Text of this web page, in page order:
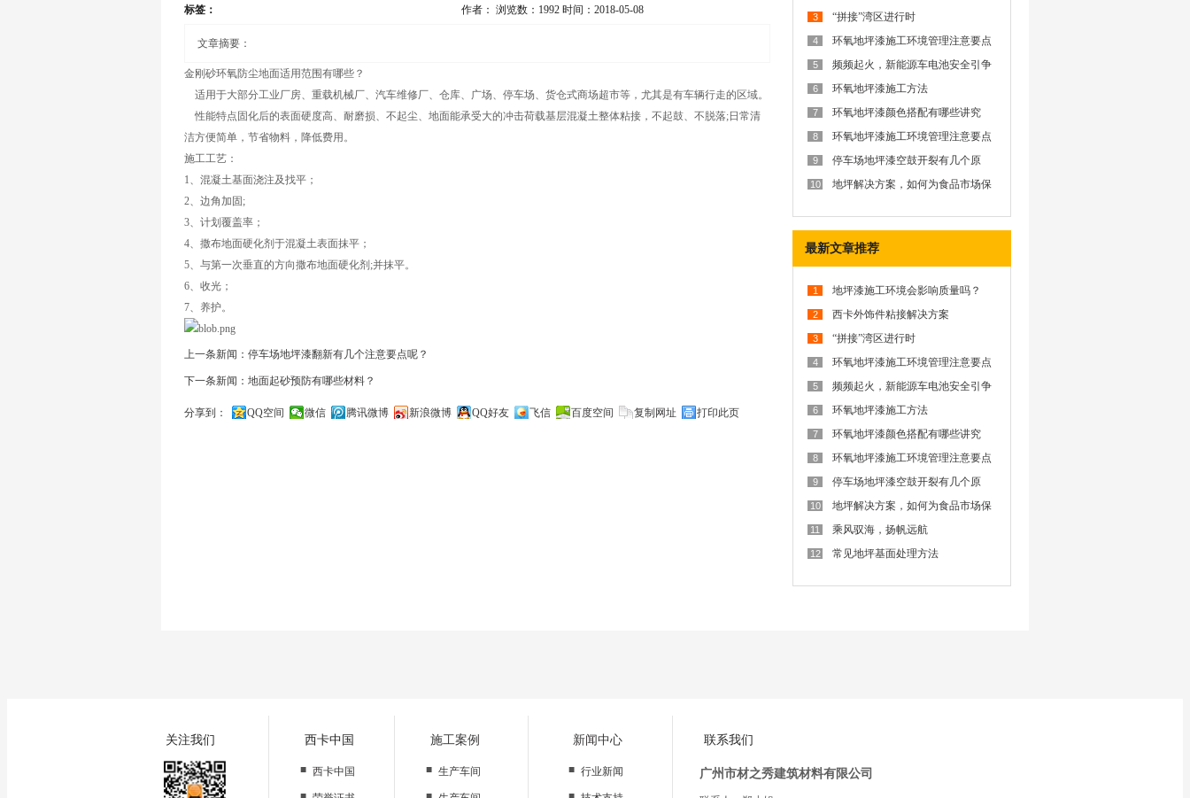
标签： 作者： 浏览数：1992 时间：2018-05-08
文章摘要：
金刚砂环氧防尘地面适用范围有哪些？
适用于大部分工业厂房、重载机械厂、汽车维修厂、仓库、广场、停车场、货仓式商场超市等，尤其是有车辆行走的区域。
性能特点固化后的表面硬度高、耐磨损、不起尘、地面能承受大的冲击荷载基层混凝土整体粘接，不起鼓、不脱落;日常清
洁方便简单，节省物料，降低费用。
施工工艺：
1、混凝土基面浇注及找平；
2、边角加固;
3、计划覆盖率；
4、撒布地面硬化剂于混凝土表面抹平；
5、与第一次垂直的方向撒布地面硬化剂;并抹平。
6、收光；
7、养护。
上一条新闻：停车场地坪漆翻新有几个注意要点呢？
下一条新闻：地面起砂预防有哪些材料？
分享到： QQ空间 微信 腾讯微博 新浪微博 QQ好友 飞信 百度空间 复制网址
打印此页
3 “拼接”湾区进行时
4 环氧地坪漆施工环境管理注意要点
5
频频起火，新能源车电池安全引争
难
6 环氧地坪漆施工方法
7
环氧地坪漆颜色搭配有哪些讲究
8 环氧地坪漆施工环境管理注意要点
9
停车场地坪漆空鼓开裂有几个原
10
地坪解决方案，如何为食品市场保
最新文章推荐
1 地坪漆施工环境会影响质量吗？
2 西卡外饰件粘接解决方案
3 “拼接”湾区进行时
4 环氧地坪漆施工环境管理注意要点
5
频频起火，新能源车电池安全引争
难
6 环氧地坪漆施工方法
7
环氧地坪漆颜色搭配有哪些讲究
8 环氧地坪漆施工环境管理注意要点
9
停车场地坪漆空鼓开裂有几个原
10
地坪解决方案，如何为食品市场保
11 乘风驭海，扬帆远航
12 常见地坪基面处理方法
关注我们 西卡中国
■ 西卡中国
施工案例
■ 生产车间
新闻中心
■ 行业新闻
联系我们
广州市材之秀建筑材料有限公司